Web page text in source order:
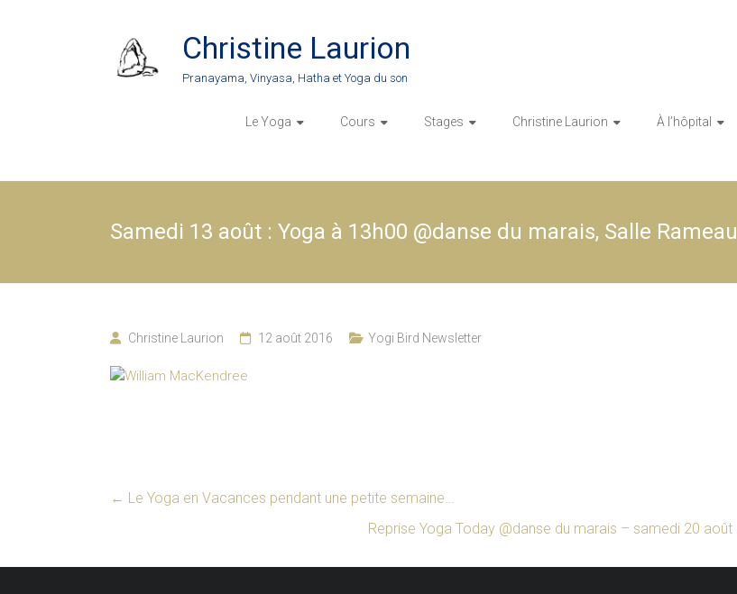
Christine Laurion
Pranayama, Vinyasa, Hatha et Yoga du son
Le Yoga Cours Stages Christine Laurion À l’hôpital
Samedi 13 août : Yoga à 13h00 @danse du marais, Salle Rameau
Christine Laurion 12 août 2016 Yogi Bird Newsletter
← Le Yoga en Vacances pendant une petite semaine…
Reprise Yoga Today @danse du marais – samedi 20 août